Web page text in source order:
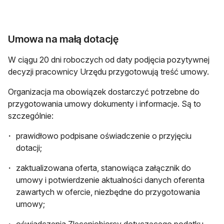
Umowa na małą dotację
W ciągu 20 dni roboczych od daty podjęcia pozytywnej
decyzji pracownicy Urzędu przygotowują treść umowy.
Organizacja ma obowiązek dostarczyć potrzebne do
przygotowania umowy dokumenty i informacje. Są to
szczególnie:
prawidłowo podpisane oświadczenie o przyjęciu
dotacji;
zaktualizowana oferta, stanowiąca załącznik do
umowy i potwierdzenie aktualności danych oferenta
zawartych w ofercie, niezbędne do przygotowania
umowy;